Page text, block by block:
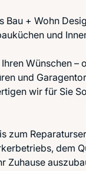
Bau + Wohn
und
Wünschen –
und
wir für Sie
zum
dem
Zuhause